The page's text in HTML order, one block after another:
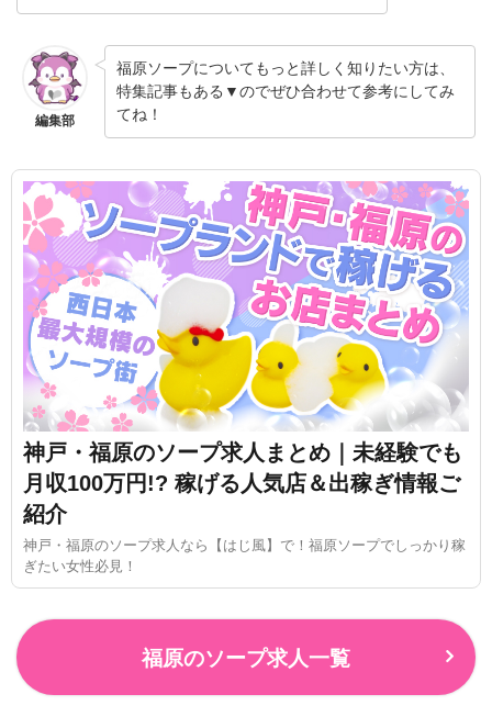
編集部
福原ソープについてもっと詳しく知りたい方は、
特集記事もある▼のでぜひ合わせて参考にしてみ
てね！
神戸・福原のソープ求人まとめ｜未経験でも
月収100万円!? 稼げる人気店＆出稼ぎ情報ご
紹介
神戸・福原のソープ求人なら【はじ風】で！福原ソープでしっかり稼
ぎたい女性必見！
福原のソープ求人一覧